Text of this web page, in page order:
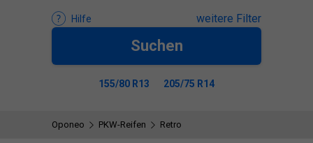
Hilfe weitere Filter
Suchen
155/80 R13 205/75 R14
Oponeo PKW-Reifen Retro